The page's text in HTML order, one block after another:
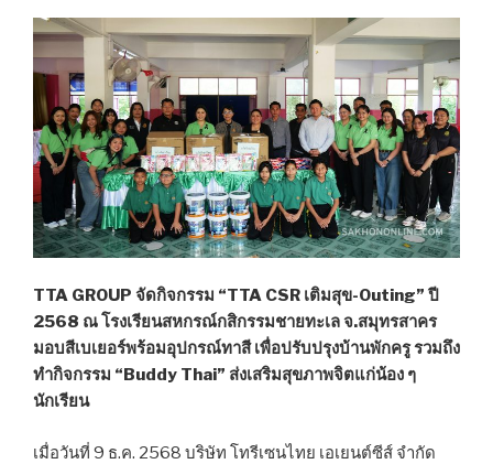
TTA GROUP จัดกิจกรรม “TTA CSR เติมสุข-Outing” ปี
2568 ณ โรงเรียนสหกรณ์กสิกรรมชายทะเล จ.สมุทรสาคร
มอบสีเบเยอร์พร้อมอุปกรณ์ทาสี เพื่อปรับปรุงบ้านพักครู รวมถึง
ทำกิจกรรม “Buddy Thai” ส่งเสริมสุขภาพจิตแก่น้อง ๆ
นักเรียน
เมื่อวันที่ 9 ธ.ค. 2568 บริษัท โทรีเซนไทย เอเยนต์ซีส์ จำกัด